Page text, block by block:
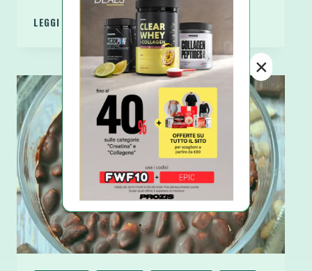
LEGGI DI PIÙ
ROTOLO
LIGHT
SENZA
COTTURA
BISCOTTI
RICOTTA
CIOCCOLATO
×